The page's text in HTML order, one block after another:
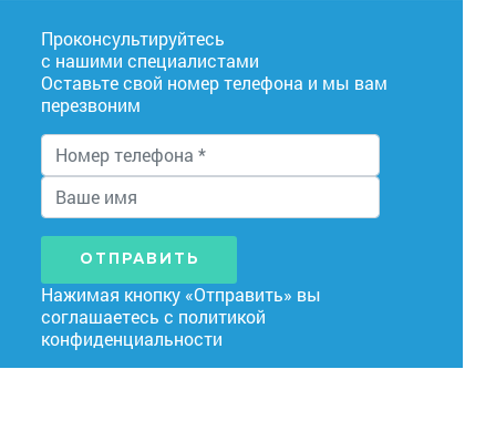
Проконсультируйтесь
с нашими специалистами
Оставьте свой номер телефона и мы вам
перезвоним
ОТПРАВИТЬ
Нажимая кнопку «Отправить» вы
соглашаетесь с политикой
конфиденциальности